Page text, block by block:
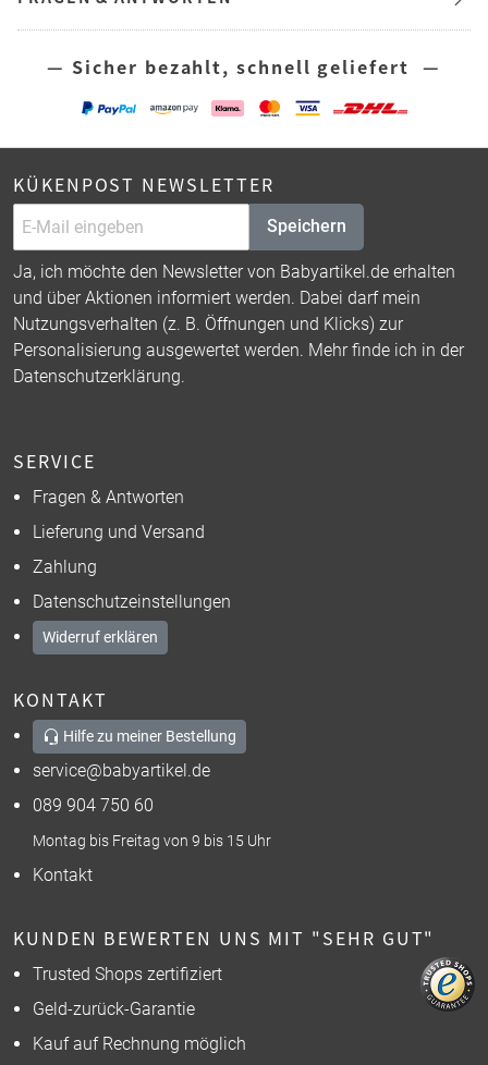
— Sicher bezahlt, schnell geliefert —
KÜKENPOST NEWSLETTER
Speichern
Ja, ich möchte den Newsletter von Babyartikel.de erhalten
und über Aktionen informiert werden. Dabei darf mein
Nutzungsverhalten (z. B. Öffnungen und Klicks) zur
Personalisierung ausgewertet werden. Mehr finde ich in der
Datenschutzerklärung.
SERVICE
Fragen & Antworten
Lieferung und Versand
Zahlung
Datenschutzeinstellungen
Widerruf erklären
KONTAKT
Hilfe zu meiner Bestellung
service@babyartikel.de
089 904 750 60
Montag bis Freitag von 9 bis 15 Uhr
Kontakt
KUNDEN BEWERTEN UNS MIT "SEHR GUT"
Trusted Shops zertifiziert
Geld-zurück-Garantie
Kauf auf Rechnung möglich